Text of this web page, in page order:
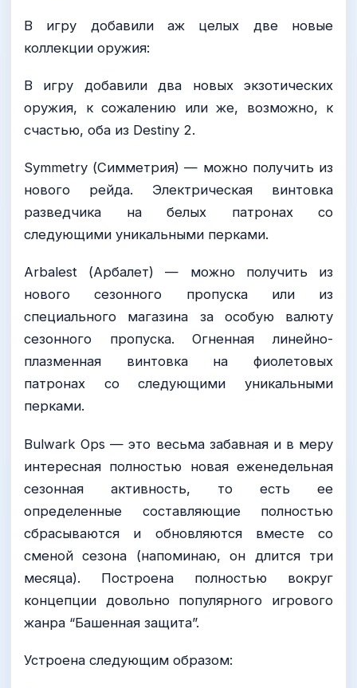
В игру добавили аж целых две новые
коллекции оружия:
В игру добавили два новых экзотических
оружия, к сожалению или же, возможно, к
счастью, оба из Destiny 2.
Symmetry (Симметрия) — можно получить из
нового рейда. Электрическая винтовка
разведчика на белых патронах со
следующими уникальными перками.
Arbalest (Арбалет) — можно получить из
нового сезонного пропуска или из
специального магазина за особую валюту
сезонного пропуска. Огненная линейно-
плазменная винтовка на фиолетовых
патронах со следующими уникальными
перками.
Bulwark Ops — это весьма забавная и в меру
интересная полностью новая еженедельная
сезонная активность, то есть ее
определенные составляющие полностью
сбрасываются и обновляются вместе со
сменой сезона (напоминаю, он длится три
месяца). Построена полностью вокруг
концепции довольно популярного игрового
жанра “Башенная защита”.
Устроена следующим образом: